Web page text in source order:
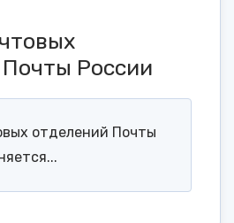
России
отделений Почты